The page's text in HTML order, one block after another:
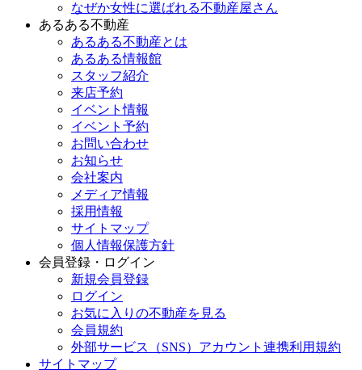
なぜか女性に選ばれる不動産屋さん
あるある不動産
あるある不動産とは
あるある情報館
スタッフ紹介
来店予約
イベント情報
イベント予約
お問い合わせ
お知らせ
会社案内
メディア情報
採用情報
サイトマップ
個人情報保護方針
会員登録・ログイン
新規会員登録
ログイン
お気に入りの不動産を見る
会員規約
外部サービス（SNS）アカウント連携利用規約
サイトマップ